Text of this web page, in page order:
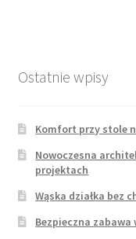
Ostatnie wpisy
Komfort przy stole
Nowoczesna
projektach
Wąska działka bez
Bezpieczna